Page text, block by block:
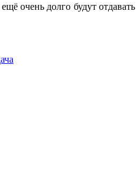
очень долго будут отдавать